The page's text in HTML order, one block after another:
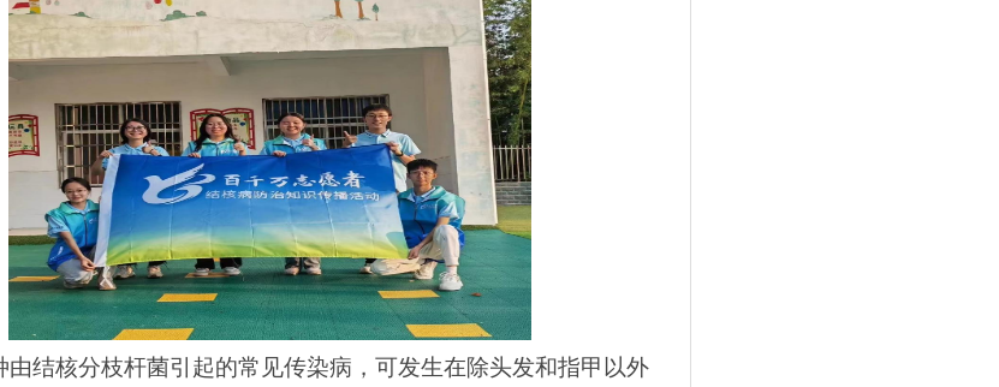
由结核分枝杆菌引起的常见传染病，可发生在除头发和指甲以外